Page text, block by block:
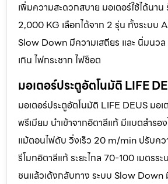
เพิ่มความสะดวกสบาย มอเตอร์ใช้ได้นา
2,000 KG เลือกได้จาก 2 รุ่น ทั้งระบบ
Slow Down มีความเสถียร และ นิ่มนว
เกิน ไฟกระชาก ไฟช็อต
มอเตอร์ประตูอัตโนมัติ LIFE
มอเตอร์ประตูอัตโนมัติ LIFE DEUS มอ
พรีเมียม นำเข้าจากอิตาลีแท้ มีแบตสำรอ
แม้ตอนไฟดับ วิ่งเร็ว 20 m/min ปรับคว
รีโมทอิตาลีแท้ ระยะไกล 70-100 เมตร
ชนแล้วเด้งกลับทาง ระบบ Slow Down